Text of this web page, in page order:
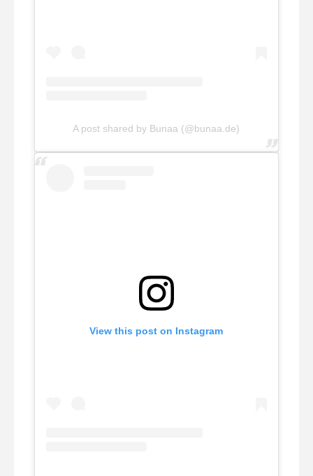
A post shared by Bunaa (@bunaa.de)
View this post on Instagram